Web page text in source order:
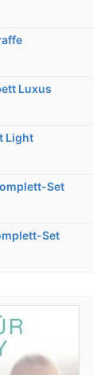
Luxus
Light
Set
Set